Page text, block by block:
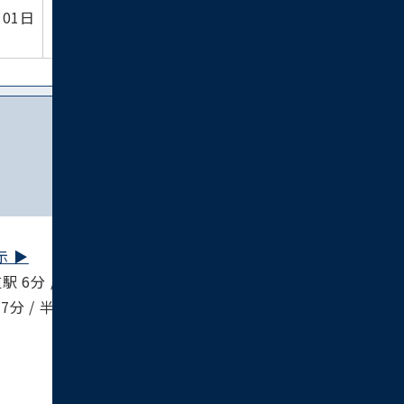
日
▶︎
6分 / 半蔵門線 表参道駅 6分 / 副都心線 渋
/ 半蔵門線 渋谷駅 17分